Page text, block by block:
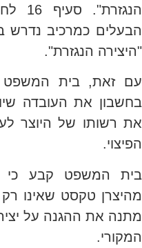
הבעלים כמרכיב נדרש
"היצירה הנגזרת".
עם זאת, בית המשפט
בחשבון את העובדה
את רשותו של היוצר
הפיצוי.
בית המשפט קבע כי
מהיצרן טקסט שאינו רק
מתנה את ההגנה על
המקורי.